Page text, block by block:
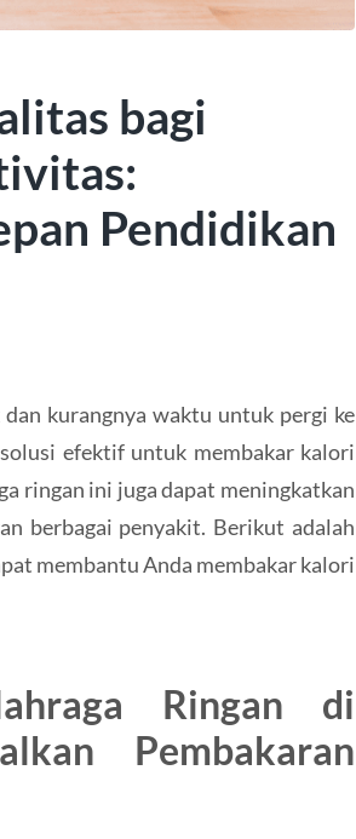
bagi
Pendidikan
kurangnya waktu untuk pergi ke
efektif untuk membakar kalori
ringan ini juga dapat meningkatkan
berbagai penyakit. Berikut adalah
membantu Anda membakar kalori
Ringan di
Pembakaran